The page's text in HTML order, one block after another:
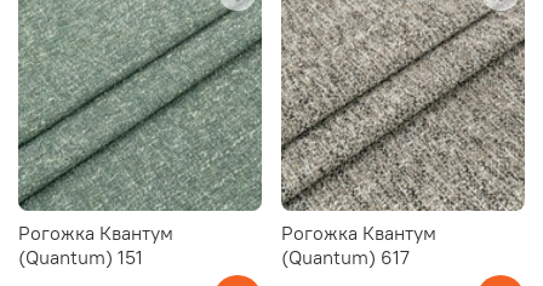
Рогожка Квантум
(Quantum) 151
Рогожка Квантум
(Quantum) 617